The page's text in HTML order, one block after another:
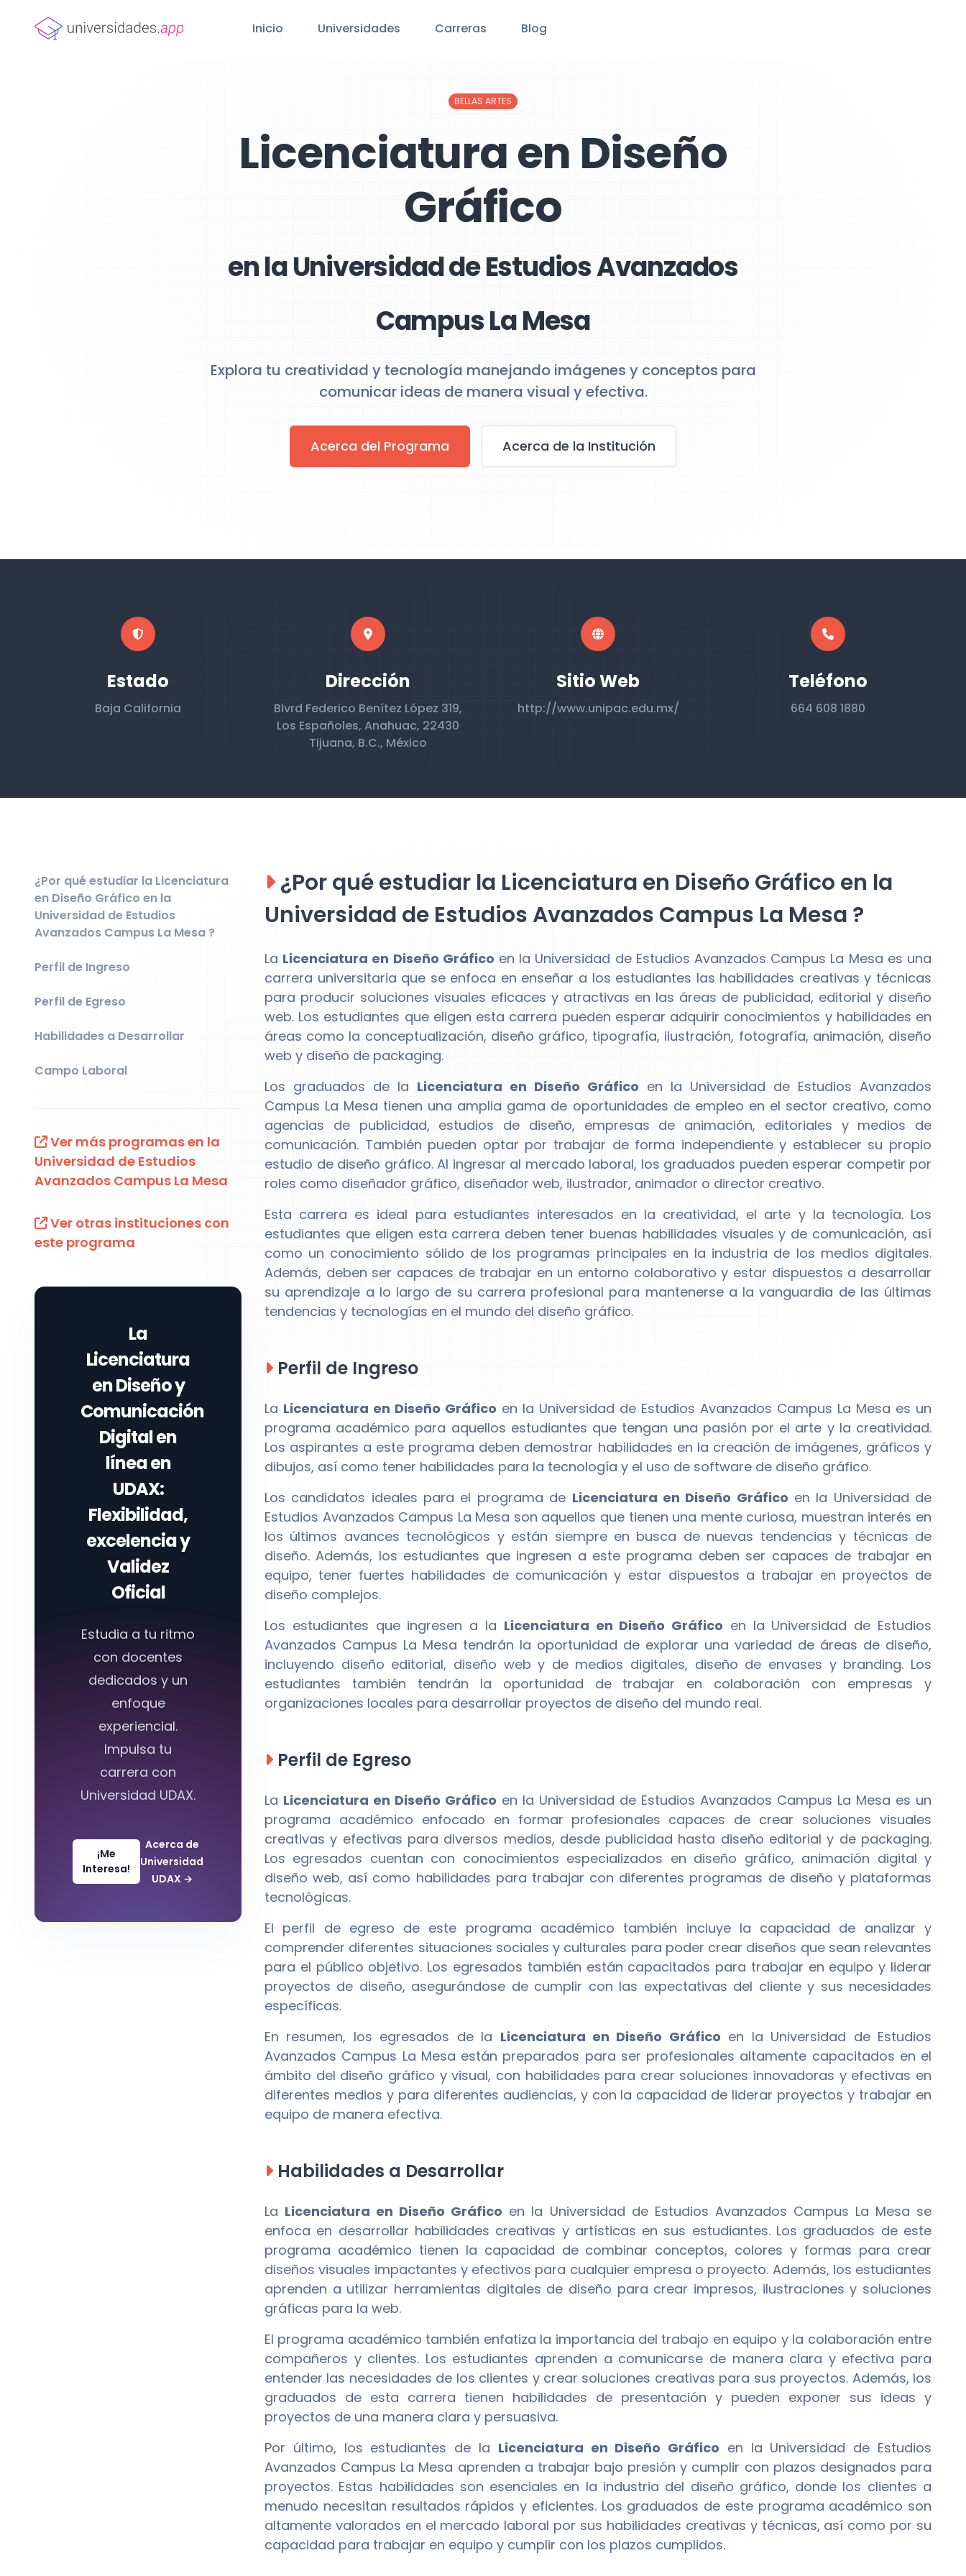
Inicio Universidades Carreras Blog
BELLAS ARTES
Licenciatura en Diseño
Gráfico
en la Universidad de Estudios Avanzados
Campus La Mesa
Explora tu creatividad y tecnología manejando imágenes y conceptos para
comunicar ideas de manera visual y efectiva.
Acerca del Programa Acerca de la Institución
Estado
Baja California
Dirección
Blvrd Federico Benítez López 319,
Los Españoles, Anahuac, 22430
Tijuana, B.C., México
Sitio Web
http://www.unipac.edu.mx/
Teléfono
664 608 1880
¿Por qué estudiar la Licenciatura
en Diseño Gráfico en la
Universidad de Estudios
Avanzados Campus La Mesa ?
Perfil de Ingreso
Perfil de Egreso
Habilidades a Desarrollar
Campo Laboral
Ver más programas en la
Universidad de Estudios
Avanzados Campus La Mesa
Ver otras instituciones con
este programa
La
Licenciatura
en Diseño y
Comunicación
Digital en
líneaen
UDAX:
Flexibilidad,
excelencia y
Validez
Oficial
Estudia a tu ritmo
con docentes
dedicados y un
enfoque
experiencial.
Impulsa tu
carrera con
Universidad UDAX.
¡Me
Interesa!
Acerca de
Universidad
UDAX →
¿Por qué estudiar la Licenciatura en Diseño Gráfico en la
Universidad de Estudios Avanzados Campus La Mesa ?
La Licenciatura en Diseño Gráfico en la Universidad de Estudios Avanzados Campus La Mesa es una
carrera universitaria que se enfoca en enseñar a los estudiantes las habilidades creativas y técnicas
para producir soluciones visuales eficaces y atractivas en las áreas de publicidad, editorial y diseño
web. Los estudiantes que eligen esta carrera pueden esperar adquirir conocimientos y habilidades en
áreas como la conceptualización, diseño gráfico, tipografía, ilustración, fotografía, animación, diseño
web y diseño de packaging.
Los graduados de la Licenciatura en Diseño Gráfico en la Universidad de Estudios Avanzados
Campus La Mesa tienen una amplia gama de oportunidades de empleo en el sector creativo, como
agencias de publicidad, estudios de diseño, empresas de animación, editoriales y medios de
comunicación. También pueden optar por trabajar de forma independiente y establecer su propio
estudio de diseño gráfico. Al ingresar al mercado laboral, los graduados pueden esperar competir por
roles como diseñador gráfico, diseñador web, ilustrador, animador o director creativo.
Esta carrera es ideal para estudiantes interesados en la creatividad, el arte y la tecnología. Los
estudiantes que eligen esta carrera deben tener buenas habilidades visuales y de comunicación, así
como un conocimiento sólido de los programas principales en la industria de los medios digitales.
Además, deben ser capaces de trabajar en un entorno colaborativo y estar dispuestos a desarrollar
su aprendizaje a lo largo de su carrera profesional para mantenerse a la vanguardia de las últimas
tendencias y tecnologías en el mundo del diseño gráfico.
Perfil de Ingreso
La Licenciatura en Diseño Gráfico en la Universidad de Estudios Avanzados Campus La Mesa es un
programa académico para aquellos estudiantes que tengan una pasión por el arte y la creatividad.
Los aspirantes a este programa deben demostrar habilidades en la creación de imágenes, gráficos y
dibujos, así como tener habilidades para la tecnología y el uso de software de diseño gráfico.
Los candidatos ideales para el programa de Licenciatura en Diseño Gráfico en la Universidad de
Estudios Avanzados Campus La Mesa son aquellos que tienen una mente curiosa, muestran interés en
los últimos avances tecnológicos y están siempre en busca de nuevas tendencias y técnicas de
diseño. Además, los estudiantes que ingresen a este programa deben ser capaces de trabajar en
equipo, tener fuertes habilidades de comunicación y estar dispuestos a trabajar en proyectos de
diseño complejos.
Los estudiantes que ingresen a la Licenciatura en Diseño Gráfico en la Universidad de Estudios
Avanzados Campus La Mesa tendrán la oportunidad de explorar una variedad de áreas de diseño,
incluyendo diseño editorial, diseño web y de medios digitales, diseño de envases y branding. Los
estudiantes también tendrán la oportunidad de trabajar en colaboración con empresas y
organizaciones locales para desarrollar proyectos de diseño del mundo real.
Perfil de Egreso
La Licenciatura en Diseño Gráfico en la Universidad de Estudios Avanzados Campus La Mesa es un
programa académico enfocado en formar profesionales capaces de crear soluciones visuales
creativas y efectivas para diversos medios, desde publicidad hasta diseño editorial y de packaging.
Los egresados cuentan con conocimientos especializados en diseño gráfico, animación digital y
diseño web, así como habilidades para trabajar con diferentes programas de diseño y plataformas
tecnológicas.
El perfil de egreso de este programa académico también incluye la capacidad de analizar y
comprender diferentes situaciones sociales y culturales para poder crear diseños que sean relevantes
para el público objetivo. Los egresados también están capacitados para trabajar en equipo y liderar
proyectos de diseño, asegurándose de cumplir con las expectativas del cliente y sus necesidades
específicas.
En resumen, los egresados de la Licenciatura en Diseño Gráfico en la Universidad de Estudios
Avanzados Campus La Mesa están preparados para ser profesionales altamente capacitados en el
ámbito del diseño gráfico y visual, con habilidades para crear soluciones innovadoras y efectivas en
diferentes medios y para diferentes audiencias, y con la capacidad de liderar proyectos y trabajar en
equipo de manera efectiva.
Habilidades a Desarrollar
La Licenciatura en Diseño Gráfico en la Universidad de Estudios Avanzados Campus La Mesa se
enfoca en desarrollar habilidades creativas y artísticas en sus estudiantes. Los graduados de este
programa académico tienen la capacidad de combinar conceptos, colores y formas para crear
diseños visuales impactantes y efectivos para cualquier empresa o proyecto. Además, los estudiantes
aprenden a utilizar herramientas digitales de diseño para crear impresos, ilustraciones y soluciones
gráficas para la web.
El programa académico también enfatiza la importancia del trabajo en equipo y la colaboración entre
compañeros y clientes. Los estudiantes aprenden a comunicarse de manera clara y efectiva para
entender las necesidades de los clientes y crear soluciones creativas para sus proyectos. Además, los
graduados de esta carrera tienen habilidades de presentación y pueden exponer sus ideas y
proyectos de una manera clara y persuasiva.
Por último, los estudiantes de la Licenciatura en Diseño Gráfico en la Universidad de Estudios
Avanzados Campus La Mesa aprenden a trabajar bajo presión y cumplir con plazos designados para
proyectos. Estas habilidades son esenciales en la industria del diseño gráfico, donde los clientes a
menudo necesitan resultados rápidos y eficientes. Los graduados de este programa académico son
altamente valorados en el mercado laboral por sus habilidades creativas y técnicas, así como por su
capacidad para trabajar en equipo y cumplir con los plazos cumplidos.